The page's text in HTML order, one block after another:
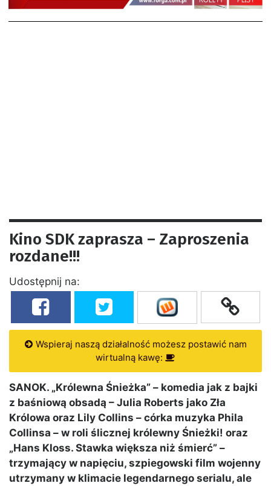
Kino SDK zaprasza – Zaproszenia
rozdane!!!
Udostępnij na:
Wspieraj naszą działalność możesz postawić nam
wirtualną kawę:
SANOK. „Królewna Śnieżka” – komedia jak z bajki
z baśniową obsadą – Julia Roberts jako Zła
Królowa oraz Lily Collins – córka muzyka Phila
Collinsa – w roli ślicznej królewny Śnieżki! oraz
„Hans Kloss. Stawka większa niż śmierć” –
trzymający w napięciu, szpiegowski film wojenny
utrzymany w klimacie legendarnego serialu, ale